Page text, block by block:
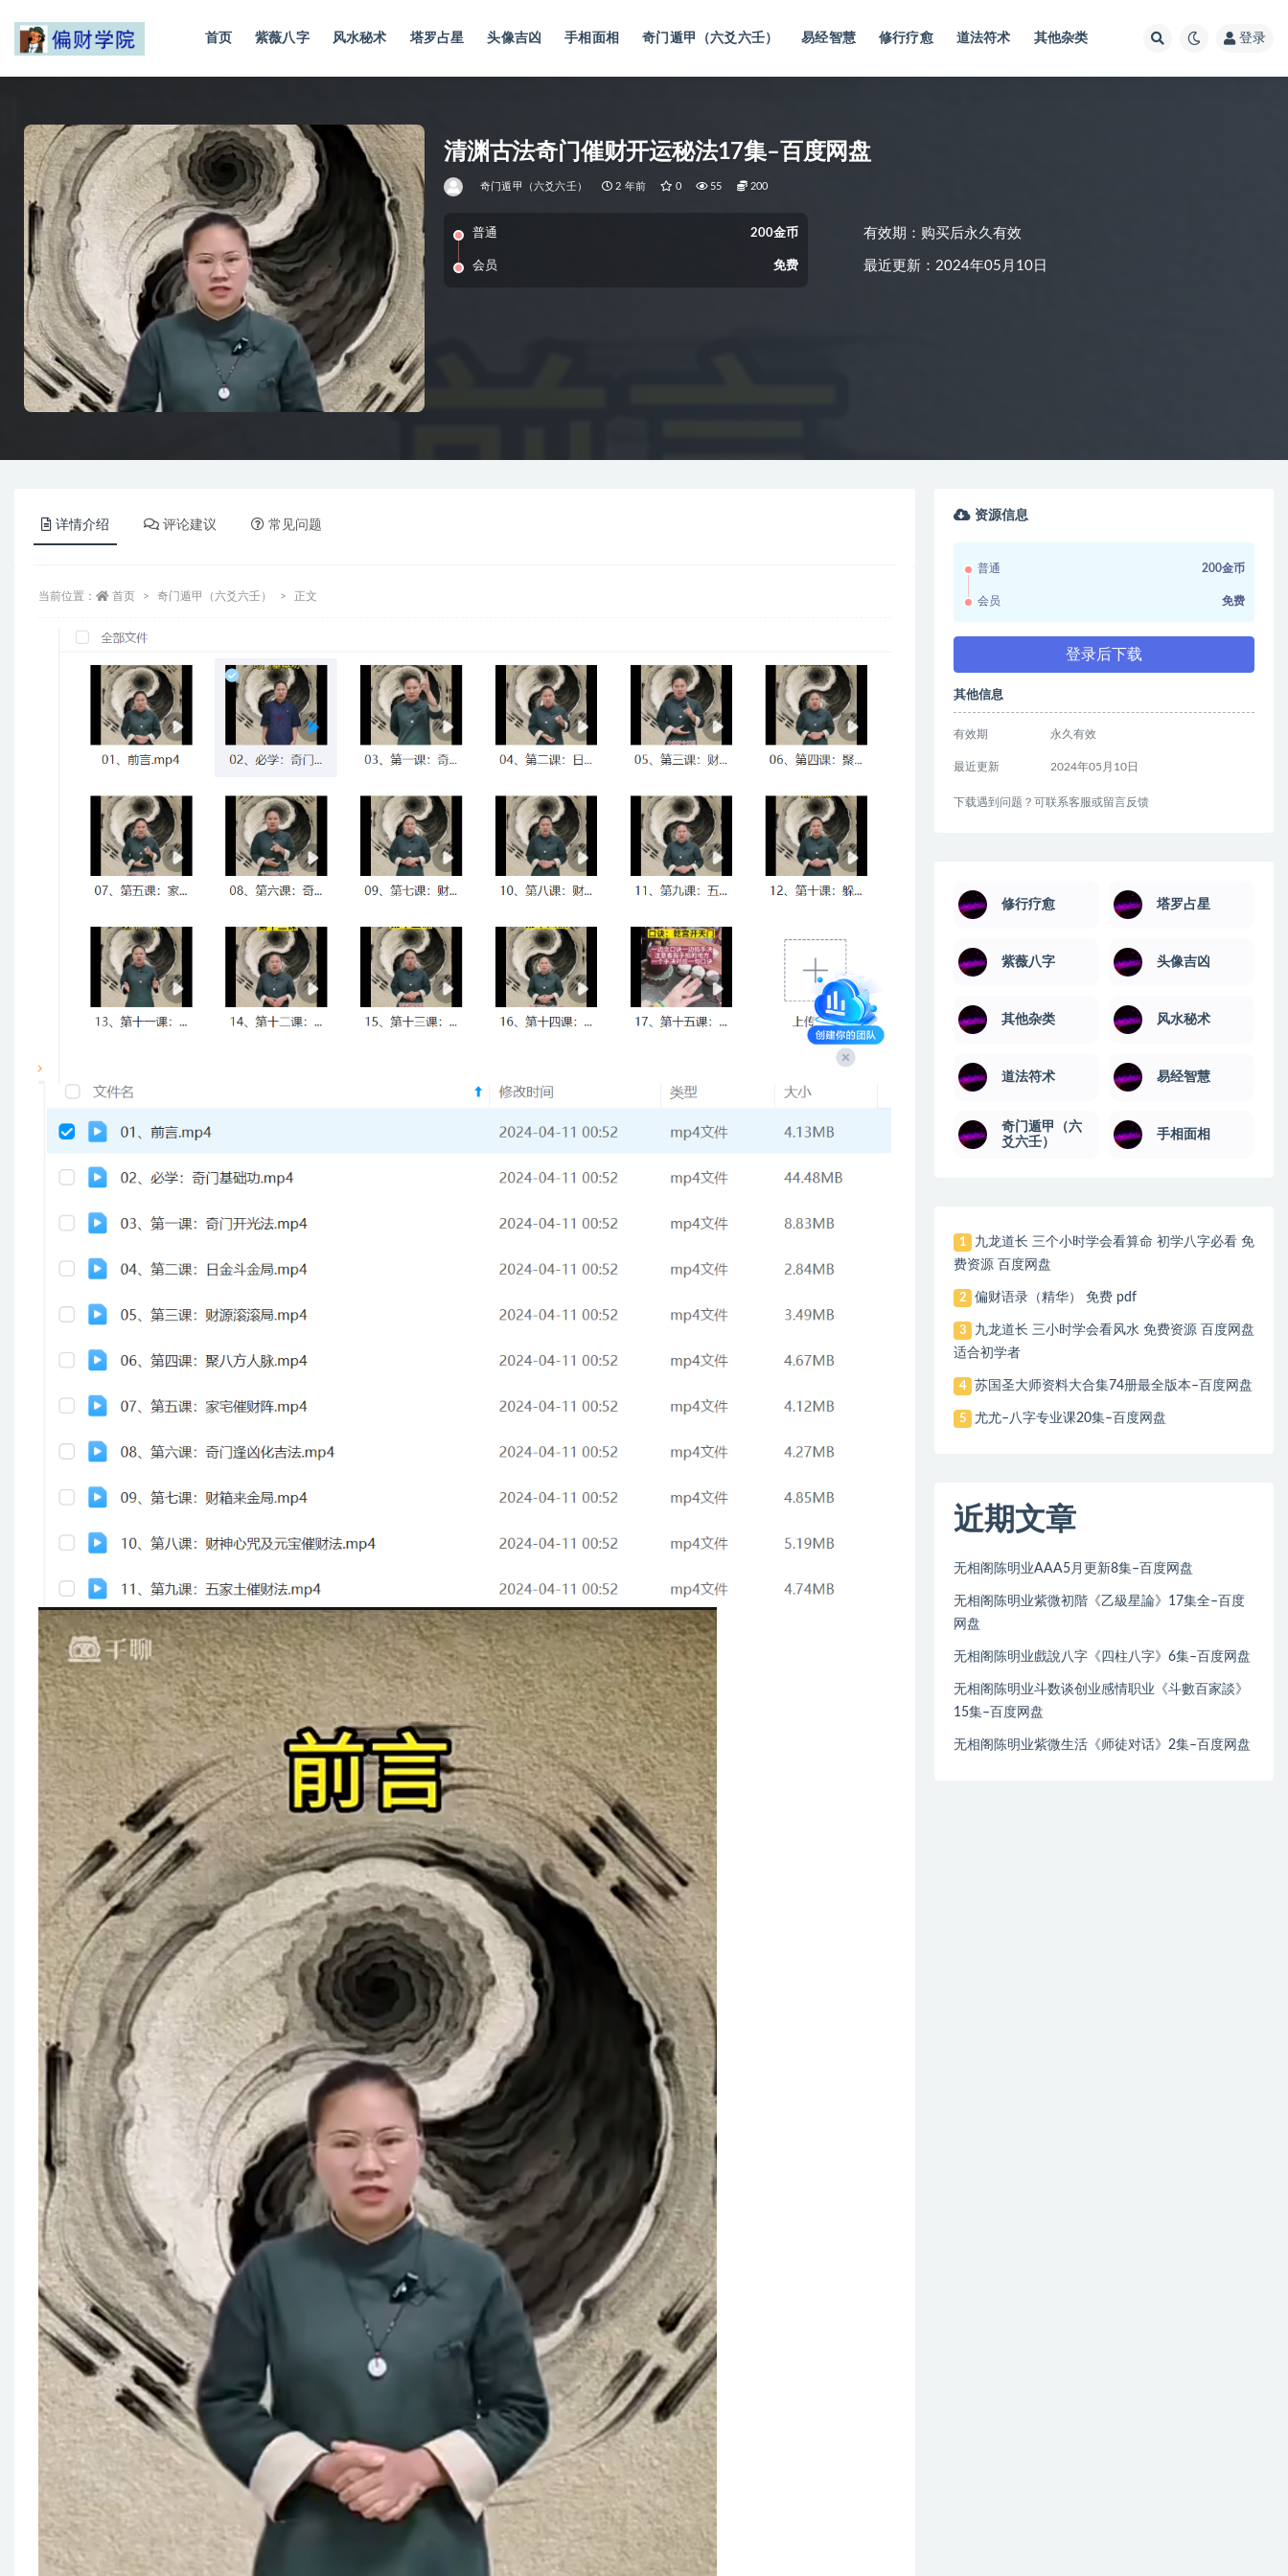
首页 紫薇八字 风水秘术 塔罗占星 头像吉凶 手相面相 奇门遁甲（六爻六壬） 易经智慧 修行疗愈 道法符术 其他杂类 登录
清渊古法奇门催财开运秘法17集–百度网盘
奇门遁甲（六爻六壬） 2 年前 0 55 200
普通 200金币
会员 免费
有效期：购买后永久有效
最近更新：2024年05月10日
详情介绍 评论建议 常见问题
当前位置： 首页 奇门遁甲（六爻六壬） 正文
资源信息
普通 200金币
会员 免费
登录后下载
其他信息
有效期 永久有效
最近更新 2024年05月10日
下载遇到问题？可联系客服或留言反馈
修行疗愈 塔罗占星
紫薇八字 头像吉凶
其他杂类 风水秘术
道法符术 易经智慧
奇门遁甲（六
爻六壬）
手相面相
1
九龙道长 三个小时学会看算命 初学八字必看 免
费资源 百度网盘
2 偏财语录（精华） 免费 pdf
3
九龙道长 三小时学会看风水 免费资源 百度网盘
适合初学者
4 苏国圣大师资料大合集74册最全版本–百度网盘
5 尤尤–八字专业课20集–百度网盘
近期文章
无相阁陈明业AAA5月更新8集–百度网盘
无相阁陈明业紫微初階《乙級星論》17集全–百度
网盘
无相阁陈明业戲說八字《四柱八字》6集–百度网盘
无相阁陈明业斗数谈创业感情职业《斗數百家談》
15集–百度网盘
无相阁陈明业紫微生活《师徒对话》2集–百度网盘